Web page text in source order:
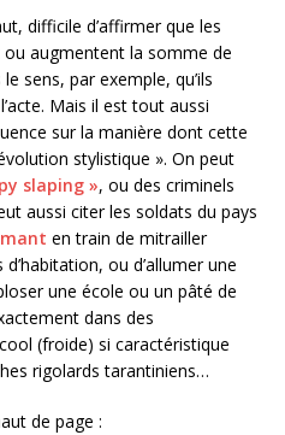
difficile d’affirmer que les
augmentent la somme de
sens, par exemple, qu’ils
Mais il est tout aussi
sur la manière dont cette
stylistique ». On peut
slaping », ou des criminels
aussi citer les soldats du pays
en train de mitrailler
ou d’allumer une
une école ou un pâté de
dans des
(froide) si caractéristique
rigolards tarantiniens…
de page :